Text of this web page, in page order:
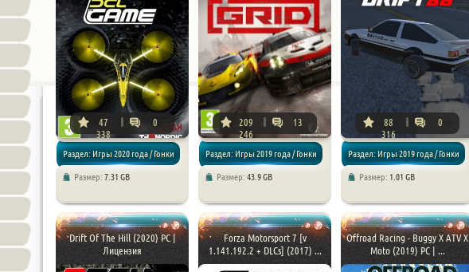
47
338
0
Раздел: Игры 2020 года / Гонки
Размер: 7.31 GB
209
246
13
Раздел: Игры 2019 года / Гонки
Размер: 43.9 GB
88
316
0
Раздел: Игры 2019 года / Гонки
Размер: 1.01 GB
Drift Of The Hill (2020) PC |
Лицензия
Forza Motorsport 7 [v
1.141.192.2 + DLCs] (2017) ...
Offroad Racing - Buggy X ATV X
Moto (2019) PC | ...